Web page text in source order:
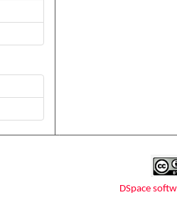
DSpace